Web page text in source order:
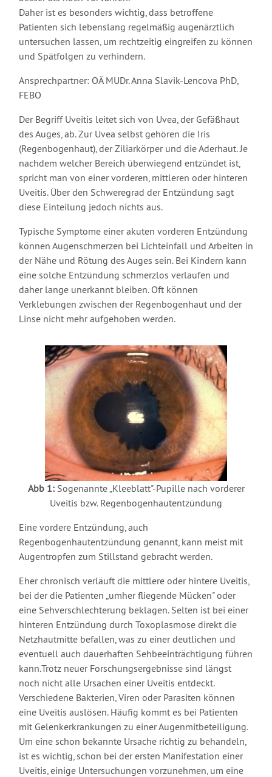
Daher ist es besonders wichtig, dass betroffene
Patienten sich lebenslang regelmäßig augenärztlich
untersuchen lassen, um rechtzeitig eingreifen zu können
und Spätfolgen zu verhindern.
Ansprechpartner: OÄ MUDr. Anna Slavik-Lencova PhD,
FEBO
Der Begriff Uveitis leitet sich von Uvea, der Gefäßhaut
des Auges, ab. Zur Uvea selbst gehören die Iris
(Regenbogenhaut), der Ziliarkörper und die Aderhaut. Je
nachdem welcher Bereich überwiegend entzündet ist,
spricht man von einer vorderen, mittleren oder hinteren
Uveitis. Über den Schweregrad der Entzündung sagt
diese Einteilung jedoch nichts aus.
Typische Symptome einer akuten vorderen Entzündung
können Augenschmerzen bei Lichteinfall und Arbeiten in
der Nähe und Rötung des Auges sein. Bei Kindern kann
eine solche Entzündung schmerzlos verlaufen und
daher lange unerkannt bleiben. Oft können
Verklebungen zwischen der Regenbogenhaut und der
Linse nicht mehr aufgehoben werden.
Abb 1:Sogenannte „Kleeblatt"-Pupille nach vorderer
Uveitis bzw. Regenbogenhautentzündung
Eine vordere Entzündung, auch
Regenbogenhautentzündung genannt, kann meist mit
Augentropfen zum Stillstand gebracht werden.
Eher chronisch verläuft die mittlere oder hintere Uveitis,
bei der die Patienten „umher fliegende Mücken" oder
eine Sehverschlechterung beklagen. Selten ist bei einer
hinteren Entzündung durch Toxoplasmose direkt die
Netzhautmitte befallen, was zu einer deutlichen und
eventuell auch dauerhaften Sehbeeinträchtigung führen
kann.Trotz neuer Forschungsergebnisse sind längst
noch nicht alle Ursachen einer Uveitis entdeckt.
Verschiedene Bakterien, Viren oder Parasiten können
eine Uveitis auslösen. Häufig kommt es bei Patienten
mit Gelenkerkrankungen zu einer Augenmitbeteiligung.
Um eine schon bekannte Ursache richtig zu behandeln,
ist es wichtig, schon bei der ersten Manifestation einer
Uveitis, einige Untersuchungen vorzunehmen, um eine